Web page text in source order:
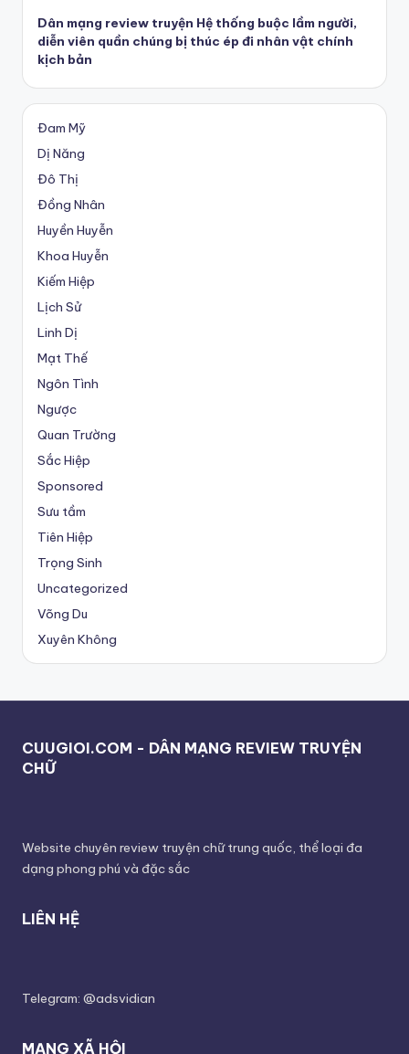
Dân mạng review truyện Hệ thống buộc lầm người,
diễn viên quần chúng bị thúc ép đi nhân vật chính
kịch bản
Đam Mỹ
Dị Năng
Đô Thị
Đồng Nhân
Huyền Huyễn
Khoa Huyễn
Kiếm Hiệp
Lịch Sử
Linh Dị
Mạt Thế
Ngôn Tình
Ngược
Quan Trường
Sắc Hiệp
Sponsored
Sưu tầm
Tiên Hiệp
Trọng Sinh
Uncategorized
Võng Du
Xuyên Không
CUUGIOI.COM - DÂN MẠNG REVIEW TRUYỆN
CHỮ
Website chuyên review truyện chữ trung quốc, thể loại đa
dạng phong phú và đặc sắc
LIÊN HỆ
Telegram: @adsvidian
MẠNG XÃ HỘI